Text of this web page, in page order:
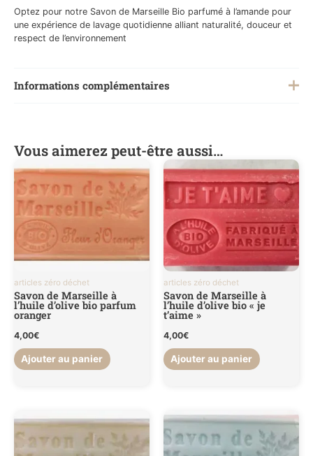
Optez pour notre Savon de Marseille Bio parfumé à l’amande pour
une expérience de lavage quotidienne alliant naturalité, douceur et
respect de l’environnement
Informations complémentaires
Vous aimerez peut-être aussi…
articles zéro déchet
Savon de Marseille à
l’huile d’olive bio parfum
oranger
4,00€
Ajouter au panier
articles zéro déchet
Savon de Marseille à
l’huile d’olive bio « je
t’aime »
4,00€
Ajouter au panier